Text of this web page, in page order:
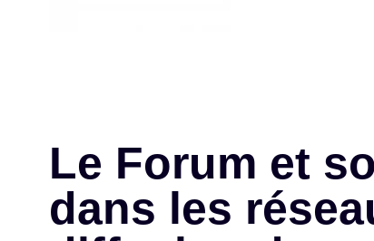
Le Forum et
dans les